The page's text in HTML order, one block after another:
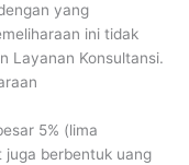
yang
ini tidak
Layanan Konsultansi.
5% (lima
juga berbentuk uang